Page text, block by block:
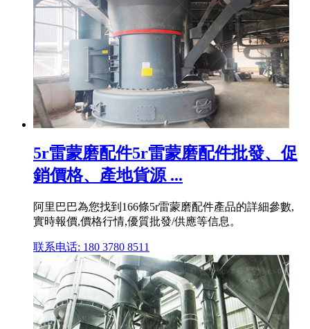
5r雷蒙磨配件5r雷蒙磨配件批發、促
銷價格、產地貨源 ...
阿里巴巴為您找到166條5r雷蒙磨配件產品的詳細參數,
實時報價,價格行情,優質批發/供應等信息。
联系电话: 180 3780 8511